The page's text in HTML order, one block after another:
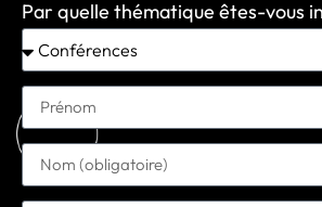
Par quelle thématique êtes-vous